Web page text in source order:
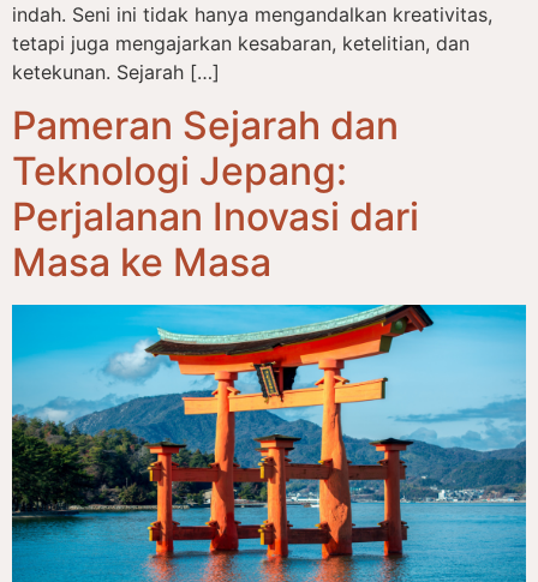
indah. Seni ini tidak hanya mengandalkan kreativitas,
tetapi juga mengajarkan kesabaran, ketelitian, dan
ketekunan. Sejarah […]
Pameran Sejarah dan
Teknologi Jepang:
Perjalanan Inovasi dari
Masa ke Masa